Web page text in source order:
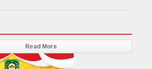
Read More